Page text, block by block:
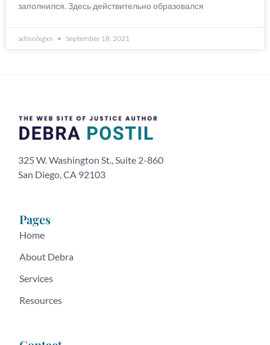
заполнился. Здесь действительно образовался
admnlxgxn September 18, 2021
325 W. Washington St., Suite 2-860
San Diego, CA 92103
Pages
Home
About Debra
Services
Resources